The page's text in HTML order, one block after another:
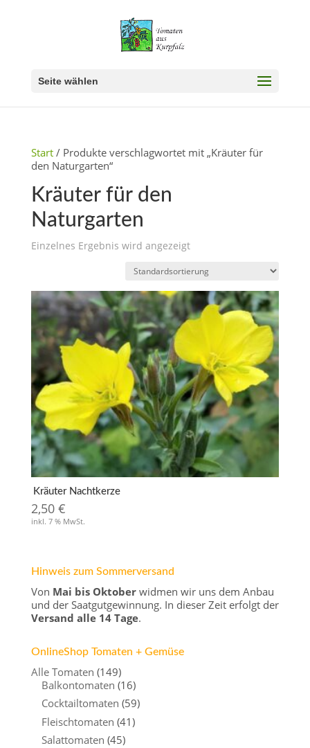
Seite wählen
Start/ Produkte verschlagwortet mit „Kräuter für
den Naturgarten“
Kräuter für den
Naturgarten
Einzelnes Ergebnis wird angezeigt
Kräuter Nachtkerze
2,50 €
inkl. 7 % MwSt.
Hinweis zum Sommerversand
Von Mai bis Oktoberwidmen wir uns dem Anbau
und der Saatgutgewinnung. In dieser Zeit erfolgt der
Versand alle 14 Tage.
OnlineShop Tomaten + Gemüse
Alle Tomaten (149)
Balkontomaten (16)
Cocktailtomaten (59)
Fleischtomaten (41)
Salattomaten (45)